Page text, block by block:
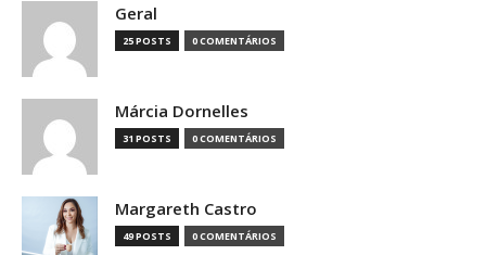
Geral
25 POSTS 0 COMENTÁRIOS
Márcia Dornelles
31 POSTS 0 COMENTÁRIOS
Margareth Castro
49 POSTS 0 COMENTÁRIOS